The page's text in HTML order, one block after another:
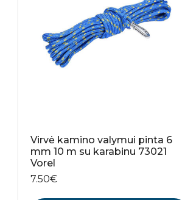
Virvė kamino valymui pinta 6
mm 10 m su karabinu 73021
Vorel
7.50€